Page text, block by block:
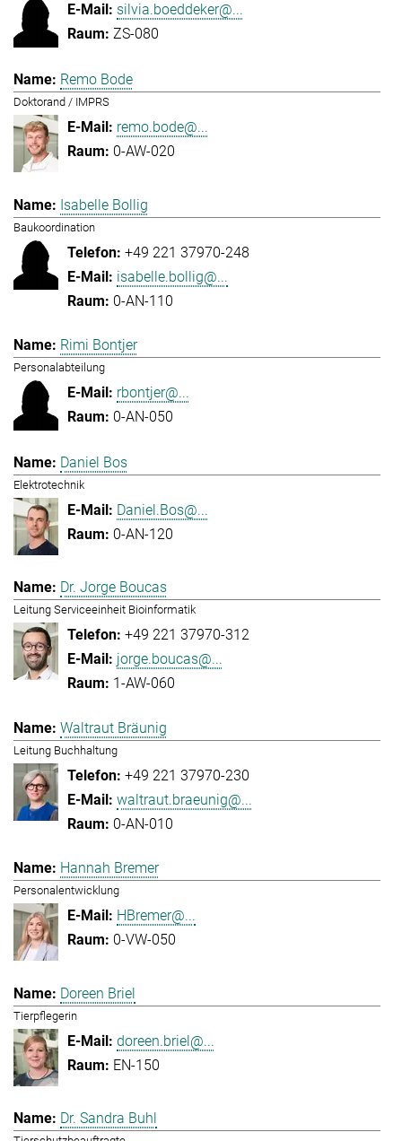
silvia.boeddeker@...
ZS-080
Remo Bode
Doktorand / IMPRS
remo.bode@...
0-AW-020
Isabelle Bollig
Baukoordination
+49 221 37970-248
isabelle.bollig@...
0-AN-110
Rimi Bontjer
Personalabteilung
rbontjer@...
0-AN-050
Daniel Bos
Elektrotechnik
Daniel.Bos@...
0-AN-120
Dr. Jorge Boucas
Leitung Serviceeinheit Bioinformatik
+49 221 37970-312
jorge.boucas@...
1-AW-060
Waltraut Bräunig
Leitung Buchhaltung
+49 221 37970-230
waltraut.braeunig@...
0-AN-010
Hannah Bremer
Personalentwicklung
HBremer@...
0-VW-050
Doreen Briel
Tierpflegerin
doreen.briel@...
EN-150
Dr. Sandra Buhl